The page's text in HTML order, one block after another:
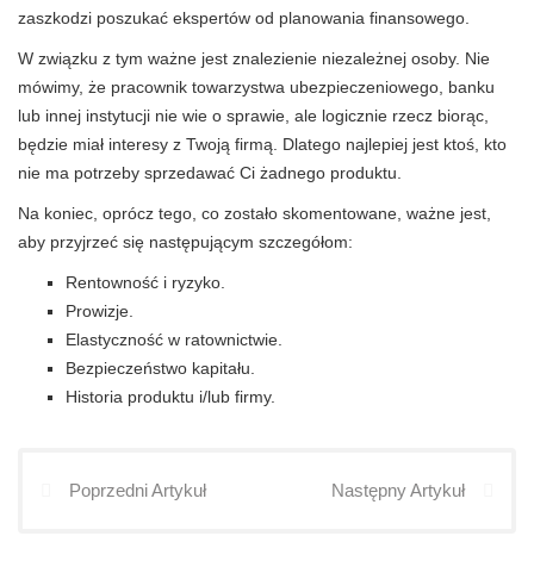
zaszkodzi poszukać ekspertów od planowania finansowego.
W związku z tym ważne jest znalezienie niezależnej osoby. Nie
mówimy, że pracownik towarzystwa ubezpieczeniowego, banku
lub innej instytucji nie wie o sprawie, ale logicznie rzecz biorąc,
będzie miał interesy z Twoją firmą. Dlatego najlepiej jest ktoś, kto
nie ma potrzeby sprzedawać Ci żadnego produktu.
Na koniec, oprócz tego, co zostało skomentowane, ważne jest,
aby przyjrzeć się następującym szczegółom:
Rentowność i ryzyko.
Prowizje.
Elastyczność w ratownictwie.
Bezpieczeństwo kapitału.
Historia produktu i/lub firmy.
Poprzedni Artykuł Następny Artykuł